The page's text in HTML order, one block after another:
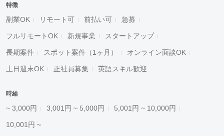
特徴
副業OK リモート可 前払い可 急募
フルリモートOK 新規事業 スタートアップ
長期案件 スポット案件（1ヶ月） オンライン面談OK
土日週末OK 正社員募集 英語スキル歓迎
時給
~ 3,000円 3,001円 ~ 5,000円 5,001円 ~ 10,000円
10,001円 ~